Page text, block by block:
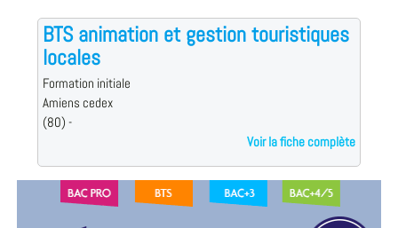
BTS animation et gestion touristiques
locales
Formation initiale
Amiens cedex
(80) -
Voir la fiche complète